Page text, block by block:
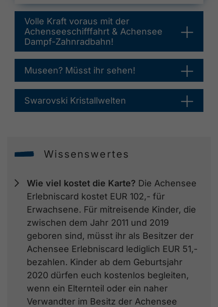
Volle Kraft voraus mit der
Achenseeschifffahrt & Achensee
Dampf-Zahnradbahn!
Museen? Müsst ihr sehen!
Swarovski Kristallwelten
Wissenswertes
Wie viel kostet die Karte? Die Achensee
Erlebniscard kostet EUR 102,- für
Erwachsene. Für mitreisende Kinder, die
zwischen dem Jahr 2011 und 2019
geboren sind, müsst ihr als Besitzer der
Achensee Erlebniscard lediglich EUR 51,-
bezahlen. Kinder ab dem Geburtsjahr
2020 dürfen euch kostenlos begleiten,
wenn ein Elternteil oder ein naher
Verwandter im Besitz der Achensee